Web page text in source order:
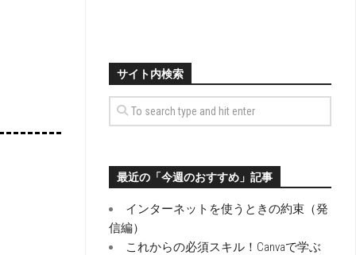
サイト内検索
最近の「今週のおすすめ」記事
インターネットを使うときの約束（発
信編）
これからの必須スキル！Canvaで学ぶ